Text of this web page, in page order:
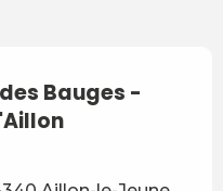
Bauges -